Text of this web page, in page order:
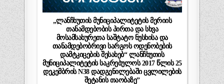
„ლანჩხუთის მუნიციპალიტეტის მერიის
თანამდებობის პირთა და სხვა
მოსამსახურეთა საშტატო ნუსხისა და
თანამდებობრივი სარგოს ოდენობების
დამტკიცების შესახებ“ ლანჩხუთის
მუნიციპალიტეტის საკრებულოს 2017 წლის 25
დეკემბრის N38 დადგენილებაში ცვლილების
შეტანის თაობაზე”